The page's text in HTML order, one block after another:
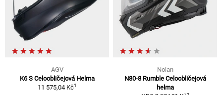
AGV
K6 S Celoobličejová Helma
11 575,04 Kč1
Nolan
N80-8 Rumble Celoobličejová
helma